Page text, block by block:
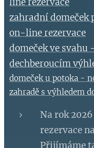
zahradní
on-line rezervace
domeček ve svahu
dechberoucím
domeček u potoka -
zahradě s výhledem
Na rok
rezervace
Přijímáme